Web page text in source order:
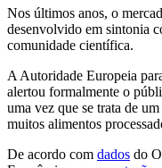
Nos últimos anos, o
desenvolvido em sintonia
comunidade científica.
A Autoridade Europeia
alertou formalmente o
uma vez que se trata de
muitos alimentos
De acordo com dados do